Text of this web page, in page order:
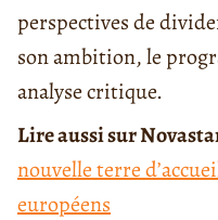
perspectives de
son ambition, le
analyse critique.
Lire aussi sur
nouvelle terre
européens